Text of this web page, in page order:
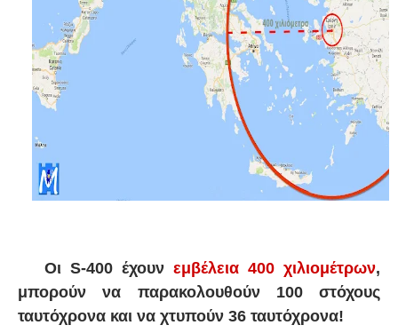
Οι S-400 έχουν εμβέλεια 400 χιλιομέτρων,
μπορούν να παρακολουθούν 100 στόχους
ταυτόχρονα και να χτυπούν 36 ταυτόχρονα!